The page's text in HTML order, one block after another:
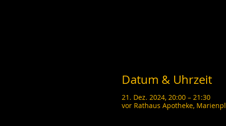
Datum & Uhrzeit
21. Dez. 2024, 20:00 – 21:30
vor Rathaus Apotheke,